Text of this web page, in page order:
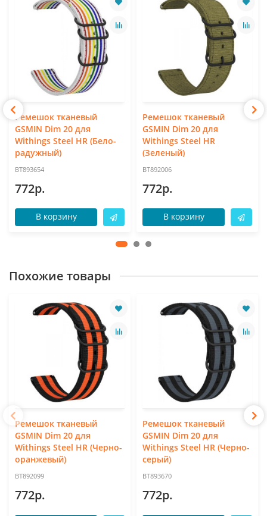
Ремешок тканевый
GSMIN Dim 20 для
Withings Steel HR (Бело-
радужный)
BT893654
772р.
В корзину
Ремешок тканевый
GSMIN Dim 20 для
Withings Steel HR
(Зеленый)
BT892006
772р.
В корзину
Похожие товары
Ремешок тканевый
GSMIN Dim 20 для
Withings Steel HR (Черно-
оранжевый)
BT892099
772р.
Ремешок тканевый
GSMIN Dim 20 для
Withings Steel HR (Черно-
серый)
BT893670
772р.